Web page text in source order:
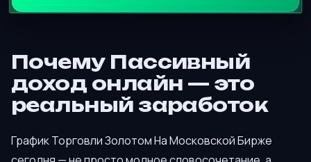
Почему Пассивный
доход онлайн — это
реальный заработок
График Торговли Золотом На Московской Бирже